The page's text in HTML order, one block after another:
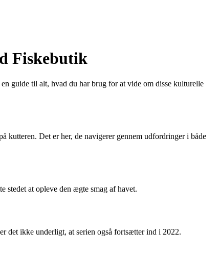
Fiskebutik
guide til alt, hvad du har brug for at vide om disse kulturelle
kutteren. Det er her, de navigerer gennem udfordringer i både
at opleve den ægte smag af havet.
det ikke underligt, at serien også fortsætter ind i 2022.